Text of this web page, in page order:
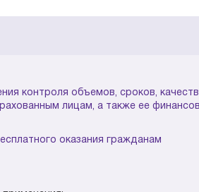
контроля объемов, сроков,
лицам, а также ее
оказания гражданам